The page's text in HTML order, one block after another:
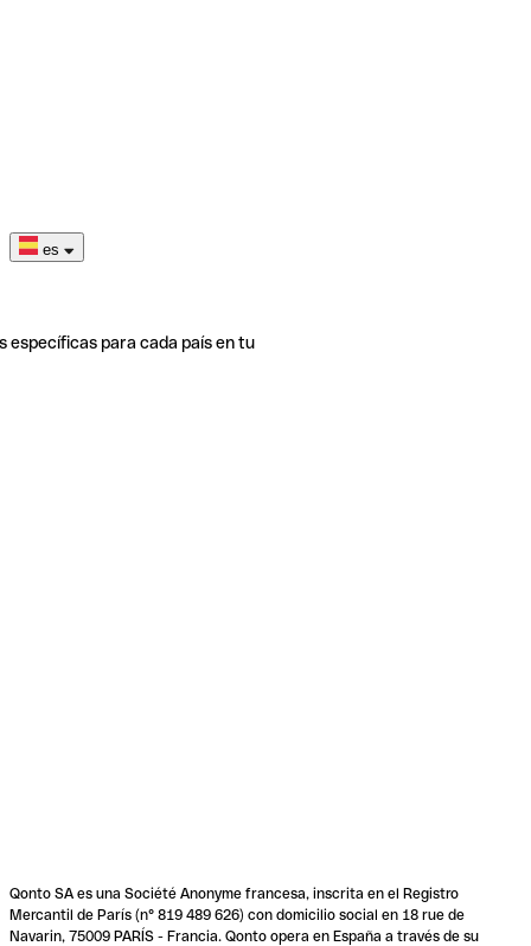
es
específicas para cada país en tu
Qonto SA es una Société Anonyme francesa, inscrita en el Registro
Mercantil de París (n° 819 489 626) con domicilio social en 18 rue de
Navarin, 75009 PARÍS - Francia. Qonto opera en España a través de su